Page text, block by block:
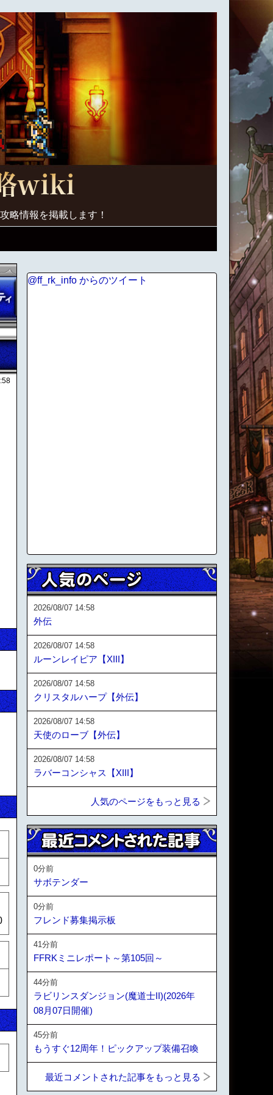
略情報を掲載します！
@ff_rk_info からのツイート
2026/08/07 14:58
外伝
2026/08/07 14:58
ルーンレイピア【XIII】
2026/08/07 14:58
クリスタルハープ【外伝】
2026/08/07 14:58
天使のローブ【外伝】
2026/08/07 14:58
ラバーコンシャス【XIII】
人気のページをもっと見る
0分前
サボテンダー
0分前
フレンド募集掲示板
41分前
FFRKミニレポート～第105回～
44分前
ラビリンスダンジョン(魔道士II)(2026年
08月07日開催)
45分前
もうすぐ12周年！ピックアップ装備召喚
最近コメントされた記事をもっと見る